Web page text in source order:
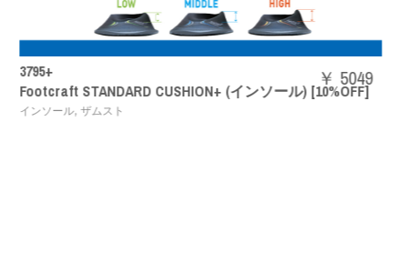
(インソール) [10%OFF]
SHBAZ2M
パワークッションエ